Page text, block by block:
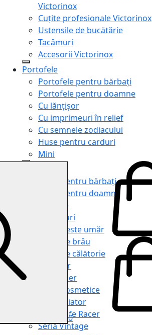
Victorinox
Cuțite profesionale Victorinox
Ustensile de bucătărie
Tacâmuri
Accesorii Victorinox
Portofele
Portofele pentru bărbați
Portofele pentru doamne
Cu lănțișor
Cu imprimeuri în relief
Cu semnele zodiacului
Huse pentru carduri
Mini
Genți pentru bărbați
Genți pentru doamne
Serviete
Rucsacuri
Genți peste umăr
Genți de brâu
Genți de călătorie
Shopper
Organiser
Truse cosmetice
Seria Aviator
Seria Cafe Racer
Seria Vintage
0